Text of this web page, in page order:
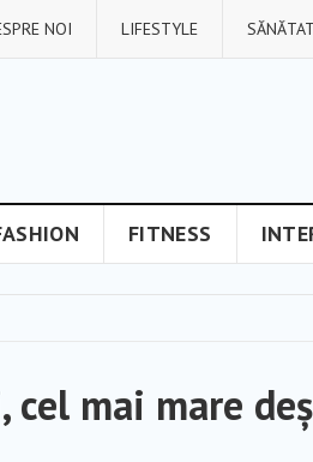
NOI LIFESTYLE
FITNESS
cel mai mare